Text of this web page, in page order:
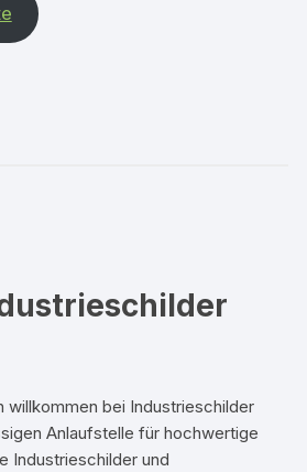
willkommen bei Industrieschilder
Anlaufstelle für hochwertige
Industrieschilder und